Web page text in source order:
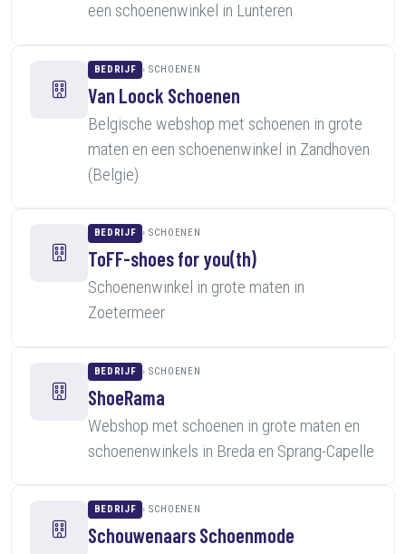
een schoenenwinkel in Lunteren
BEDRIJF SCHOENEN
Van Loock Schoenen
Belgische webshop met schoenen in grote
maten en een schoenenwinkel in Zandhoven
(Belgie)
BEDRIJF SCHOENEN
ToFF-shoes for you(th)
Schoenenwinkel in grote maten in
Zoetermeer
BEDRIJF SCHOENEN
ShoeRama
Webshop met schoenen in grote maten en
schoenenwinkels in Breda en Sprang-Capelle
BEDRIJF SCHOENEN
Schouwenaars Schoenmode